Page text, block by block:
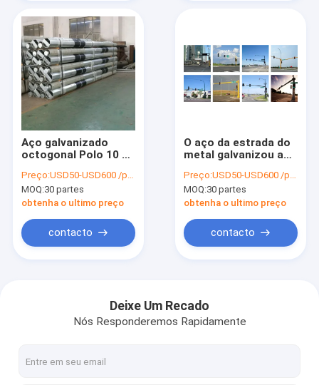
Excursão da fábrica
Aço galvanizado
octogonal Polo 10 Ft
linha de transmissão
de KV-550 quilovolts
elétrica
Preço:USD50-USD600 /piece
MOQ:30 partes
obtenha o ultimo preço
contacto
O aço da estrada do
metal galvanizou a
sinal de tráfego dos
cargos de sinal da
rua resistentes
Preço:USD50-USD600 /piece
MOQ:30 partes
obtenha o ultimo preço
contacto
Deixe Um Recado
Nós Responderemos Rapidamente